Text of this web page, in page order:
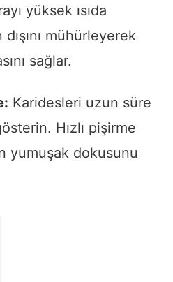
yüksek ısıda
mühürleyerek
sağlar.
Karidesleri uzun süre
Hızlı pişirme
yumuşak dokusunu